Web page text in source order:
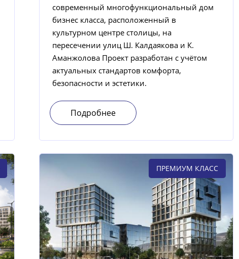
современный многофункциональный дом
бизнес класса, расположенный в
культурном центре столицы, на
пересечении улиц Ш. Калдаякова и К.
Аманжолова Проект разработан с учётом
актуальных стандартов комфорта,
безопасности и эстетики.
Подробнее
ПРЕМИУМ КЛАСС